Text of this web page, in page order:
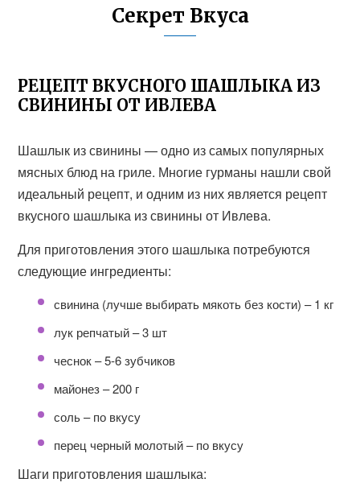
Секрет Вкуса
РЕЦЕПТ ВКУСНОГО ШАШЛЫКА ИЗ
СВИНИНЫ ОТ ИВЛЕВА
Шашлык из свинины — одно из самых популярных
мясных блюд на гриле. Многие гурманы нашли свой
идеальный рецепт, и одним из них является рецепт
вкусного шашлыка из свинины от Ивлева.
Для приготовления этого шашлыка потребуются
следующие ингредиенты:
свинина (лучше выбирать мякоть без кости) – 1 кг
лук репчатый – 3 шт
чеснок – 5-6 зубчиков
майонез – 200 г
соль – по вкусу
перец черный молотый – по вкусу
Шаги приготовления шашлыка: